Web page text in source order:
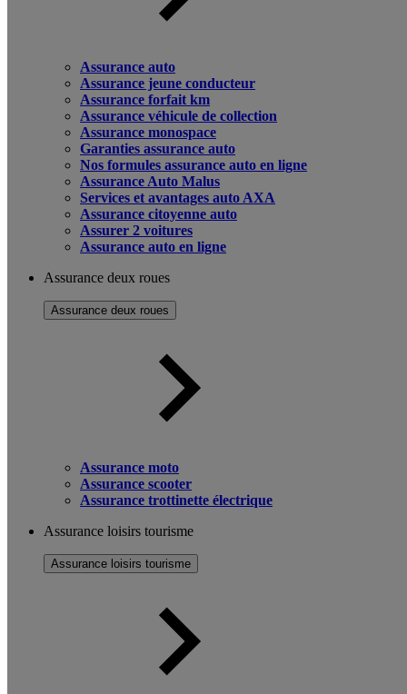
Assurance auto
Assurance jeune conducteur
Assurance forfait km
Assurance véhicule de collection
Assurance monospace
Garanties assurance auto
Nos formules assurance auto en ligne
Assurance Auto Malus
Services et avantages auto AXA
Assurance citoyenne auto
Assurer 2 voitures
Assurance auto en ligne
Assurance deux roues
Assurance deux roues
Assurance moto
Assurance scooter
Assurance trottinette électrique
Assurance loisirs tourisme
Assurance loisirs tourisme